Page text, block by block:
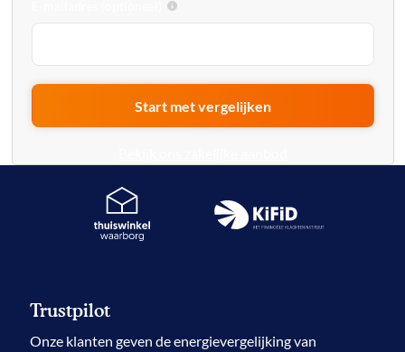
Start met vergelijken
Trustpilot
Onze klanten geven deenergievergelijkingvan